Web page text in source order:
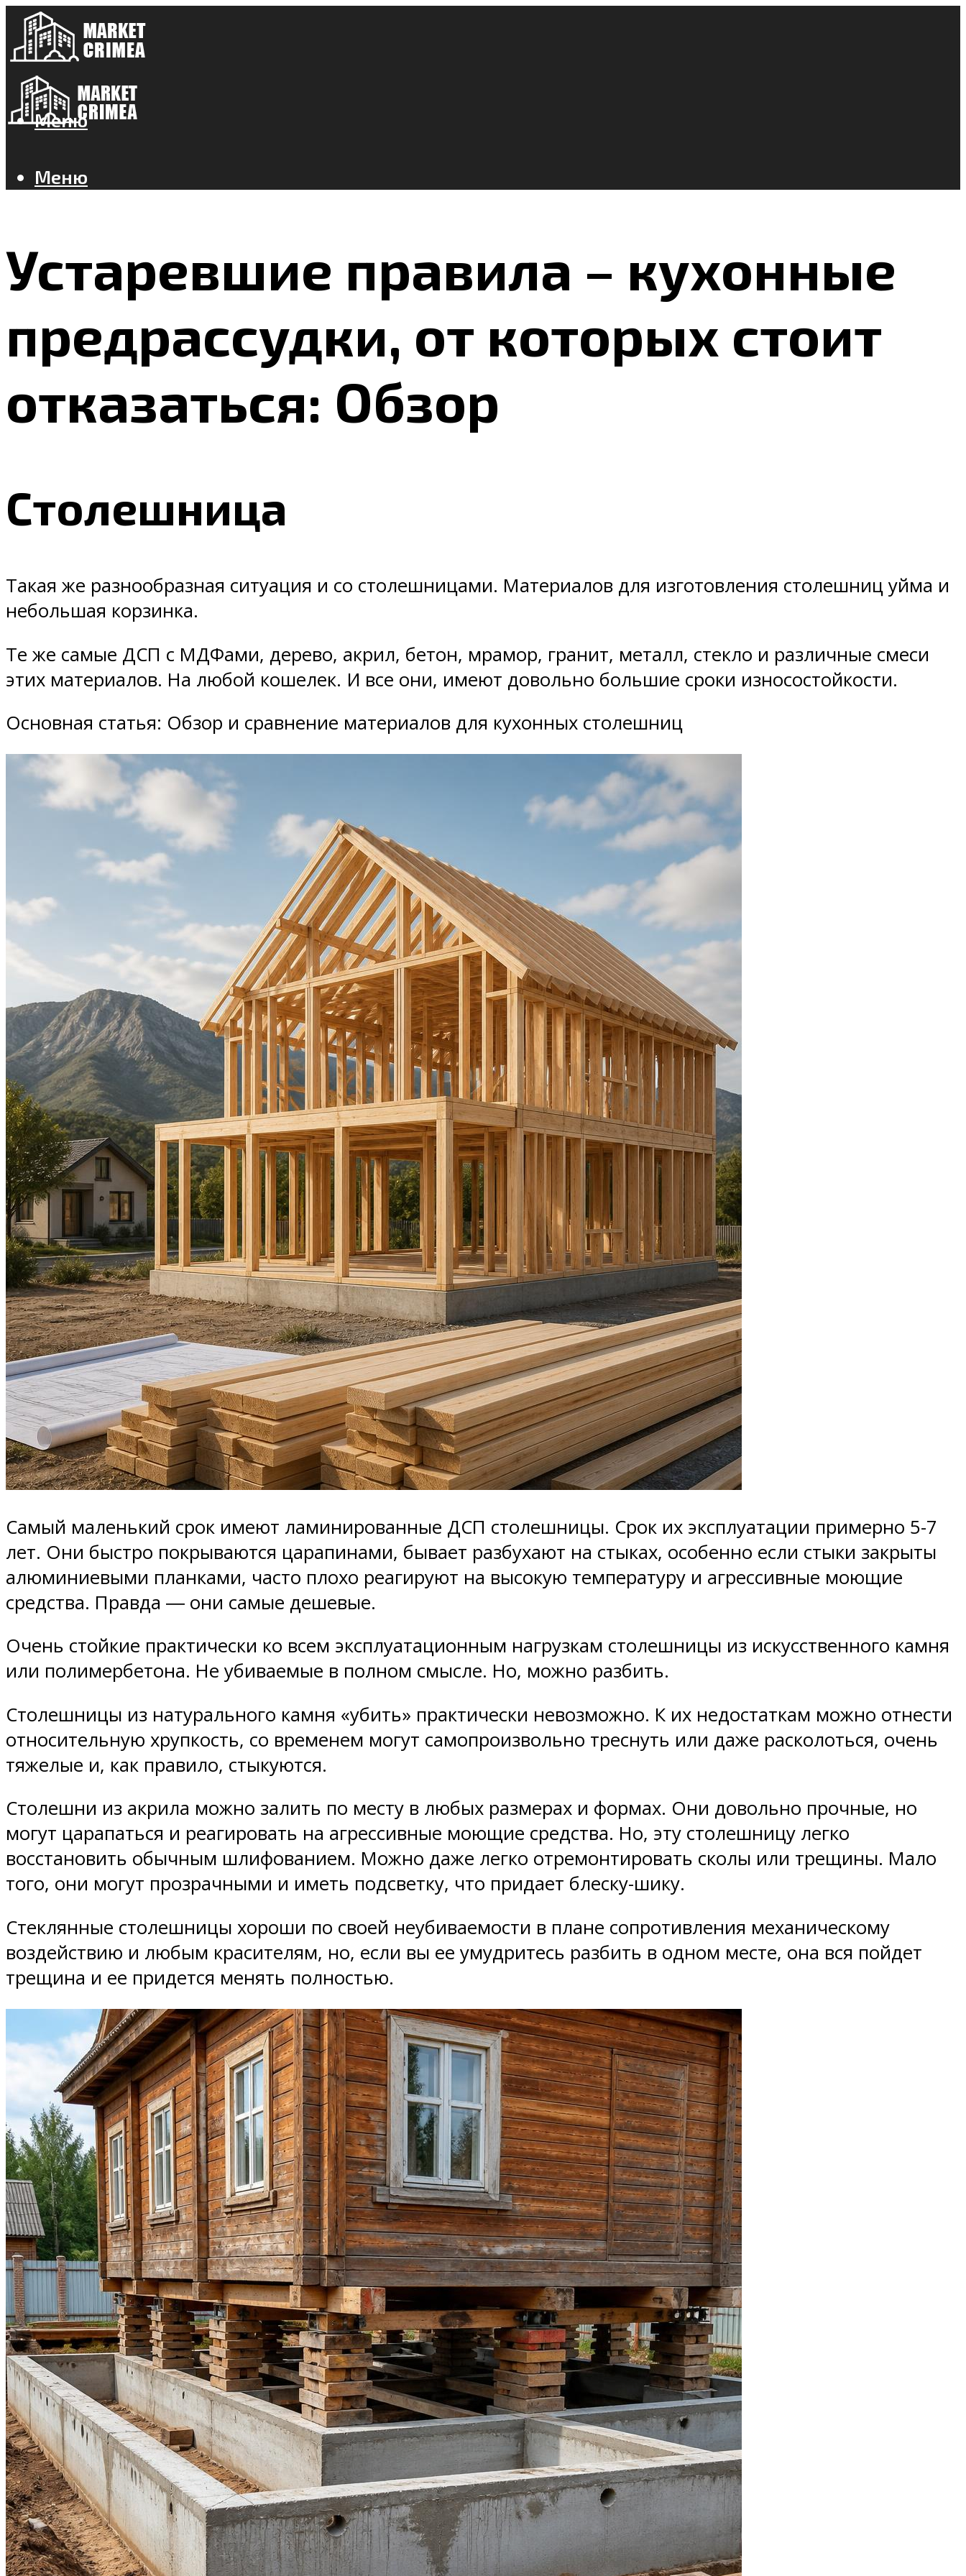
Меню
Меню
Устаревшие правила – кухонные
предрассудки, от которых стоит
отказаться: Обзор
Столешница
Такая же разнообразная ситуация и со столешницами. Материалов для изготовления столешниц уйма и
небольшая корзинка.
Те же самые ДСП с МДФами, дерево, акрил, бетон, мрамор, гранит, металл, стекло и различные смеси
этих материалов. На любой кошелек. И все они, имеют довольно большие сроки износостойкости.
Основная статья: Обзор и сравнение материалов для кухонных столешниц
Самый маленький срок имеют ламинированные ДСП столешницы. Срок их эксплуатации примерно 5-7
лет. Они быстро покрываются царапинами, бывает разбухают на стыках, особенно если стыки закрыты
алюминиевыми планками, часто плохо реагируют на высокую температуру и агрессивные моющие
средства. Правда ― они самые дешевые.
Очень стойкие практически ко всем эксплуатационным нагрузкам столешницы из искусственного камня
или полимербетона. Не убиваемые в полном смысле. Но, можно разбить.
Столешницы из натурального камня «убить» практически невозможно. К их недостаткам можно отнести
относительную хрупкость, со временем могут самопроизвольно треснуть или даже расколоться, очень
тяжелые и, как правило, стыкуются.
Столешни из акрила можно залить по месту в любых размерах и формах. Они довольно прочные, но
могут царапаться и реагировать на агрессивные моющие средства. Но, эту столешницу легко
восстановить обычным шлифованием. Можно даже легко отремонтировать сколы или трещины. Мало
того, они могут прозрачными и иметь подсветку, что придает блеску-шику.
Стеклянные столешницы хороши по своей неубиваемости в плане сопротивления механическому
воздействию и любым красителям, но, если вы ее умудритесь разбить в одном месте, она вся пойдет
трещина и ее придется менять полностью.